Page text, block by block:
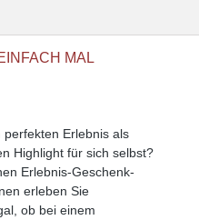
MAL
Erlebnis als
Highlight für sich selbst?
Erlebnis-Geschenk-
erleben Sie
ob bei einem